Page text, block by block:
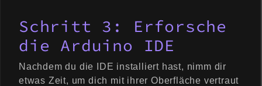
Schritt 3: Erforsche
die Arduino IDE
Nachdem du die IDE installiert hast, nimm dir
etwas Zeit, um dich mit ihrer Oberfläche vertraut